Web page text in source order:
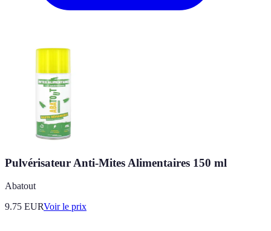
Pulvérisateur Anti-Mites Alimentaires 150 ml
Abatout
9.75 EURVoir le prix